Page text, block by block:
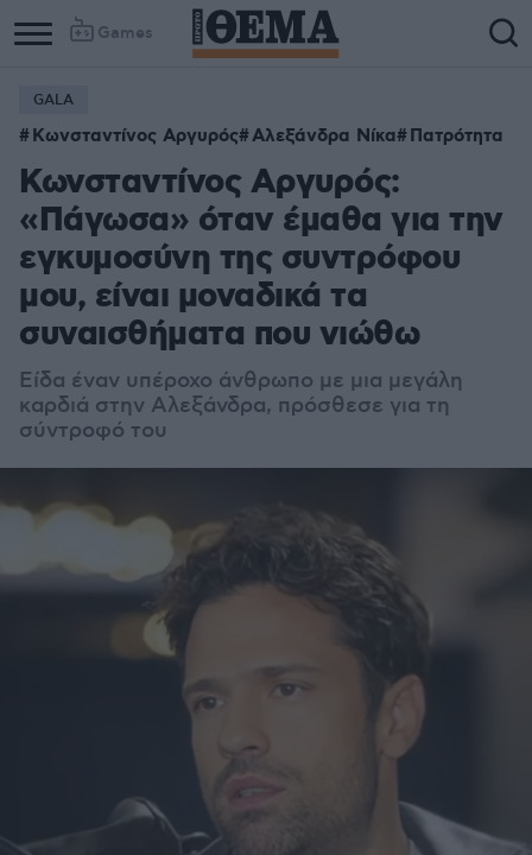
Games
GALA
Κωνσταντίνος Αργυρός Αλεξάνδρα Νίκα Πατρότητα
Κωνσταντίνος Αργυρός:
«Πάγωσα» όταν έμαθα για την
εγκυμοσύνη της συντρόφου
μου, είναι μοναδικά τα
συναισθήματα που νιώθω
Είδα έναν υπέροχο άνθρωπο με μια μεγάλη
καρδιά στην Αλεξάνδρα, πρόσθεσε για τη
σύντροφό του